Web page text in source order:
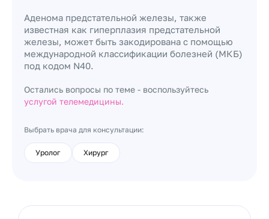
Аденома предстательной железы, также
известная как гиперплазия предстательной
железы, может быть закодирована с помощью
международной классификации болезней (МКБ)
под кодом N40.
Остались вопросы по теме - воспользуйтесь
услугой телемедицины.
Выбрать врача для консультации:
Уролог Хирург